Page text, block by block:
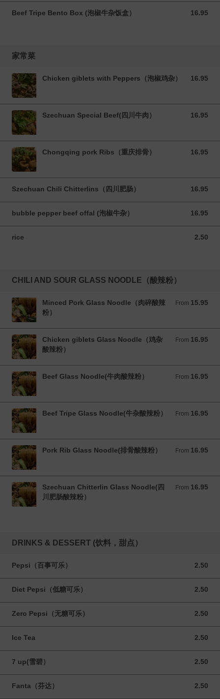
Beef Tripe Bento Box (泡椒牛杂饭盒） 16.95
16.95 CAD
家常菜
Chicken giblets with Peppers（泡椒鸡杂） 16.95
16.95 CAD
Szechuan Special Beef(四川牛肉） 16.95
16.95 CAD
Chongqing pork Ribs（重庆排骨） 16.95
16.95 CAD
Szechuan Chili Chitterlins（四川肥肠） 16.95
16.95 CAD
bubble pepper beef offal (泡椒牛杂） 16.95
16.95 CAD
rice 2.50
2.50 CAD
CHILI AND SOUR GLASS NOODLE（酸辣粉）
Minced Pork Glass Noodle（肉碎酸辣
粉）
From 15.95
From 15.95 CAD
Chicken giblets Glass Noodle（鸡杂
酸辣粉）
From 16.95
From 16.95 CAD
Beef Glass Noodle(牛肉酸辣粉） From 16.95
From 16.95 CAD
Beef Tripe Glass Noodle(牛杂酸辣粉） From 16.95
From 16.95 CAD
Pork Rib Glass Noodle(排骨酸辣粉） From 16.95
From 16.95 CAD
Szechuan Chitterlin Glass Noodle(四
川肥肠酸辣粉）
From 16.95
From 16.95 CAD
DRINKS & DESSERT (饮料，甜点）
Pepsi（百事可乐） 2.50
2.50 CAD
Diet Pepsi（低糖可乐） 2.50
2.50 CAD
Zero Pepsi（无糖可乐） 2.50
2.50 CAD
Ice Tea 2.50
2.50 CAD
7 up(雪碧） 2.50
2.50 CAD
Fanta（芬达） 2.50
2.50 CAD